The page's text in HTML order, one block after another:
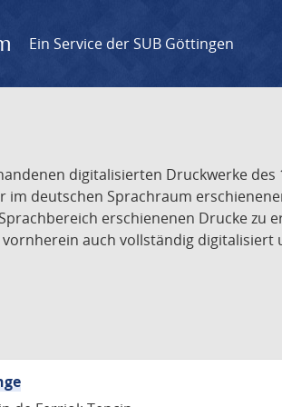
Ein Service der SUB Göttingen
digitalisierten Druckwerke
deutschen Sprachraum
erschienenen Drucke zu
auch vollständig digitalisiert